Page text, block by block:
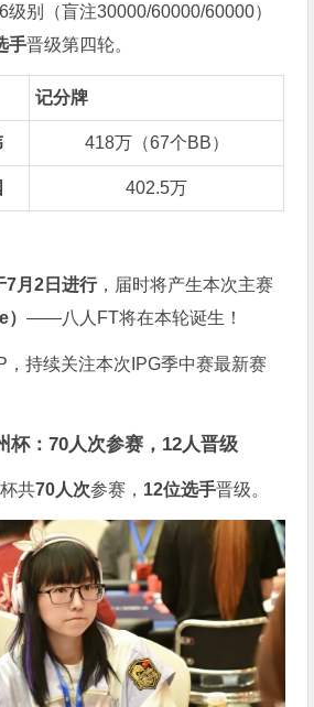
级别（盲注30000/60000/60000）
手晋级第四轮。
记分牌
418万（67个BB）
402.5万
7月2日进行，届时将产生本次主赛
）——八人FT将在本轮诞生！
，持续关注本次IPG季中赛最新赛
杯：70人次参赛，12人晋级
共70人次参赛， 12位选手晋级。